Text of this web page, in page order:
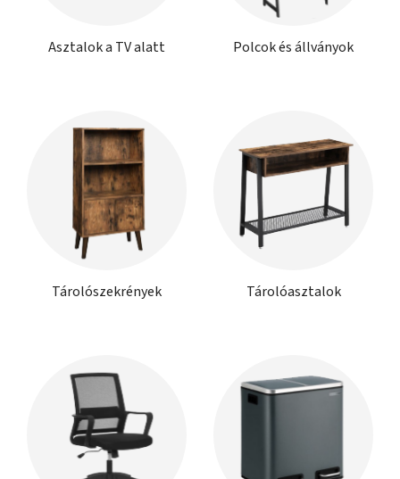
Asztalok a TV alatt Polcok és állványok
Tárolószekrények Tárolóasztalok